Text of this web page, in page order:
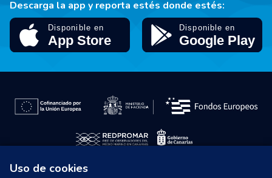
Descarga la app y reporta estés donde estés:
Uso de cookies